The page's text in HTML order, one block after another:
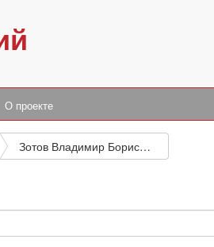
О проекте
Зотов Владимир Борисович